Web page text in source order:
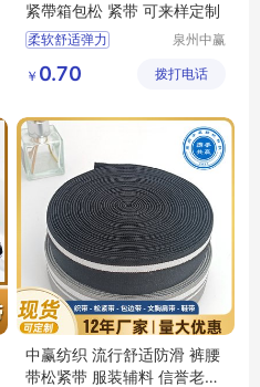
紧帶箱包松 紧带 可来样定制
柔软舒适弹力
松紧带
肩带
泉州中赢
有限公司
￥ 0.70 拨打电话
中赢纺织 流行舒适防滑 裤腰
带松紧带 服装辅料 信誉老厂